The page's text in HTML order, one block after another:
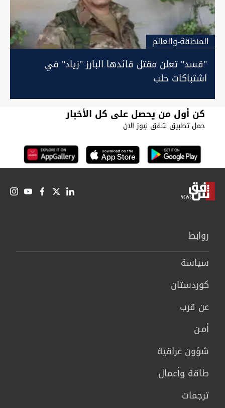
المنطقة-والعالم
"قسد" تعلن مقتل قائدها البارز "زياد" في
اشتباكات حلب
كن أول من يحصل على كل الأخبار
حمل تطبيق شفق نيوز الان
روابط
سیاسة
كوردستان
عن قرب
أمـن
شؤون عراقية
طاقة وأعمال
ترجمات